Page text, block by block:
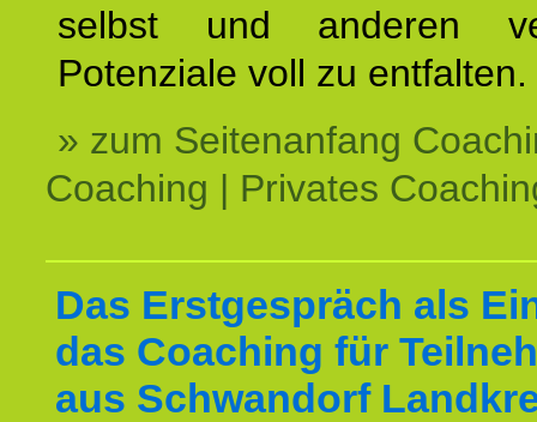
selbst und anderen
Potenziale voll zu entfalten.
» zum Seitenanfang
Coaching | Privates
Das Erstgespräch als
das Coaching für
aus Schwandorf